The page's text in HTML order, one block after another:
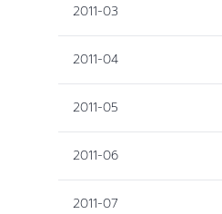
2011-03
2011-04
2011-05
2011-06
2011-07